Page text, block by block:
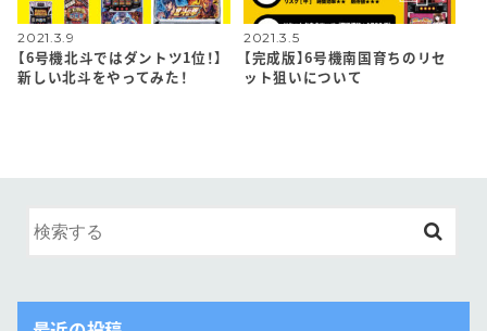
2021.3.9
【6号機北斗ではダントツ1位！】
新しい北斗をやってみた！
2021.3.5
【完成版】6号機南国育ちのリセ
ット狙いについて